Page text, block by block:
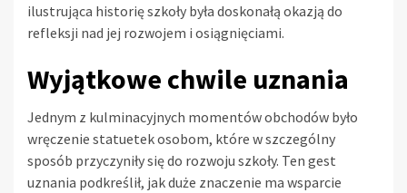
ilustrująca historię szkoły była doskonałą okazją do
refleksji nad jej rozwojem i osiągnięciami.
Wyjątkowe chwile uznania
Jednym z kulminacyjnych momentów obchodów było
wręczenie statuetek osobom, które w szczególny
sposób przyczyniły się do rozwoju szkoły. Ten gest
uznania podkreślił, jak duże znaczenie ma wsparcie